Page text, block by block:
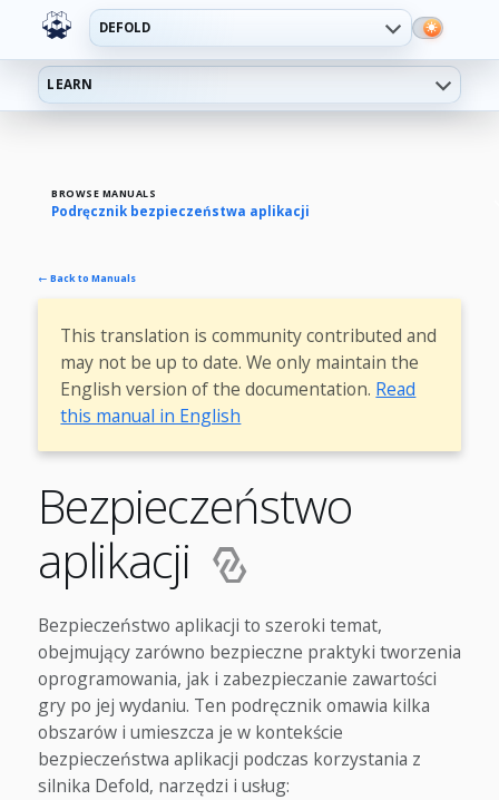
DEFOLD
LEARN
BROWSE MANUALS
Podręcznik bezpieczeństwa aplikacji
← Back to Manuals
This translation is community contributed and
may not be up to date. We only maintain the
English version of the documentation. Read
this manual in English
Bezpieczeństwo
aplikacji
Bezpieczeństwo aplikacji to szeroki temat,
obejmujący zarówno bezpieczne praktyki tworzenia
oprogramowania, jak i zabezpieczanie zawartości
gry po jej wydaniu. Ten podręcznik omawia kilka
obszarów i umieszcza je w kontekście
bezpieczeństwa aplikacji podczas korzystania z
silnika Defold, narzędzi i usług: